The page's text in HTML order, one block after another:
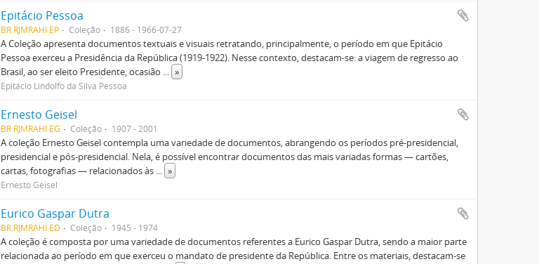
Epitácio Pessoa
BR RJMRAHI EP Coleção 1886 - 1966-07-27
A Coleção apresenta documentos textuais e visuais retratando, principalmente, o período em que Epitácio
Pessoa exerceu a Presidência da República (1919-1922). Nesse contexto, destacam-se: a viagem de regresso ao
Brasil, ao ser eleito Presidente, ocasião ... »
Epitácio Lindolfo da Silva Pessoa
Ernesto Geisel
BR RJMRAHI EG Coleção 1907 - 2001
A coleção Ernesto Geisel contempla uma variedade de documentos, abrangendo os períodos pré-presidencial,
presidencial e pós-presidencial. Nela, é possível encontrar documentos das mais variadas formas — cartões,
cartas, fotografias — relacionados às ... »
Ernesto Geisel
Eurico Gaspar Dutra
BR RJMRAHI ED Coleção 1945 - 1974
A coleção é composta por uma variedade de documentos referentes a Eurico Gaspar Dutra, sendo a maior parte
relacionada ao período em que exerceu o mandato de presidente da República. Entre os materiais, destacam-se